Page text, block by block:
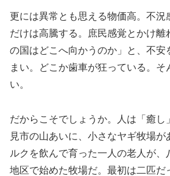
更には異常とも思える物価高。不況
だけは高騰する。庶民感覚とかけ離
の国はどこへ向かうのか」と、不安
まい。どこか歯車が狂っている。そ
い。
だからこそでしょうか。人は「癒し
見市の山あいに、小さなヤギ牧場が
ルクを飲んで育った一人の老人が、
地区で始めた牧場だ。最初は二匹だ